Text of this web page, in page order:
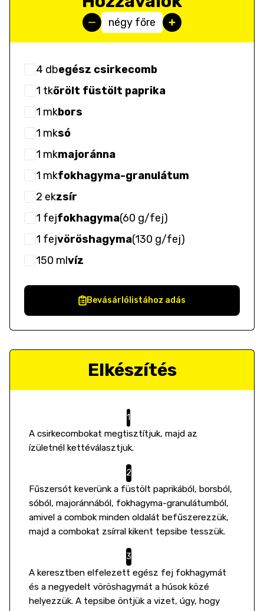
négy főre
4 dbegész csirkecomb
1 tkőrölt füstölt paprika
1 mkbors
1 mksó
1 mkmajoránna
1 mkfokhagyma-granulátum
2 ekzsír
1 fejfokhagyma(60 g/fej)
1 fejvöröshagyma(130 g/fej)
150 mlvíz
Bevásárlólistához adás
Elkészítés
A csirkecombokat megtisztítjuk, majd az
ízületnél kettéválasztjuk.
Fűszersót keverünk a füstölt paprikából, borsból,
sóból, majoránnából, fokhagyma-granulátumból,
amivel a combok minden oldalát befűszerezzük,
majd a combokat zsírral kikent tepsibe tesszük.
A keresztben elfelezett egész fej fokhagymát
és a negyedelt vöröshagymát a húsok közé
helyezzük. A tepsibe öntjük a vizet, úgy, hogy